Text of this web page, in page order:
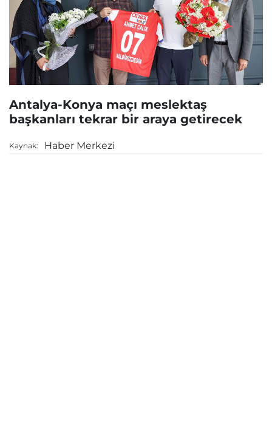
Antalya-Konya maçı meslektaş
başkanları tekrar bir araya getirecek
Kaynak: Haber Merkezi